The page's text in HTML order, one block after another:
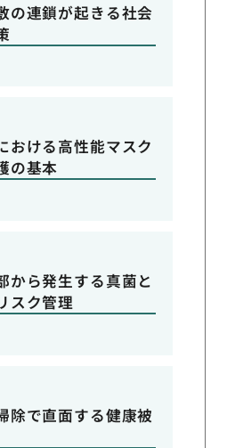
の連鎖が起きる社会
おける高性能マスク
の基本
から発生する真菌と
スク管理
除で直面する健康被